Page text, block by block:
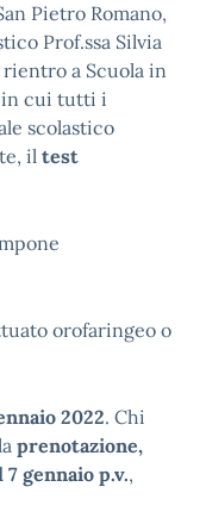
Pietro Romano,
Prof.ssa Silvia
a Scuola in
in cui tutti i
scolastico
il test
orofaringeo o
2022. Chi
prenotazione,
gennaio p.v.,